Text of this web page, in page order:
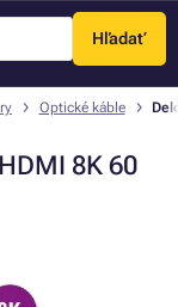
Hľadať
Menu
Optické káble
8K 60